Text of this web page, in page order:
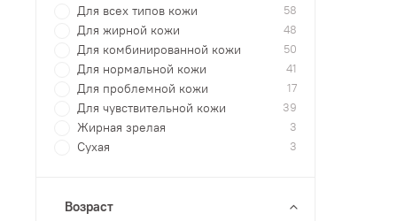
Для всех типов кожи 58
Для жирной кожи 48
Для комбинированной кожи 50
Для нормальной кожи 41
Для проблемной кожи 17
Для чувствительной кожи 39
Жирная зрелая 3
Сухая 3
Возраст